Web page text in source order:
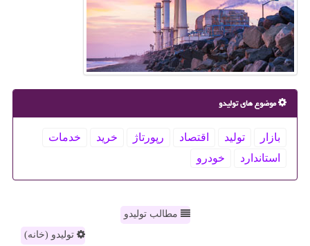
موضوع های تولیدو
بازار تولید اقتصاد رپورتاژ خرید
خدمات
استاندارد
خودرو
مطالب تولیدو
تولیدو (خانه)